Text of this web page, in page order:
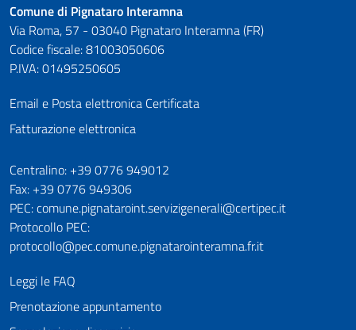
Comune di Pignataro Interamna
Via Roma, 57 - 03040 Pignataro Interamna (FR)
Codice fiscale: 81003050606
P.IVA: 01495250605
Email e Posta elettronica Certificata
Fatturazione elettronica
Numeri utili
Centralino: +39 0776 949012
Fax: +39 0776 949306
PEC: comune.pignataroint.servizigenerali@certipec.it
Protocollo PEC:
protocollo@pec.comune.pignatarointeramna.fr.it
Leggi le FAQ
Prenotazione appuntamento